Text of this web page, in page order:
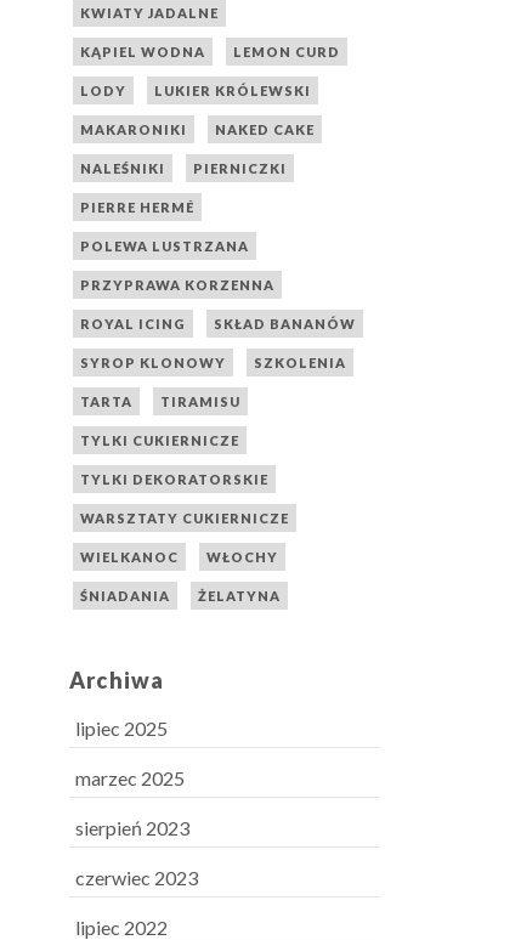
KWIATY JADALNE
KĄPIEL WODNA LEMON CURD
LODY LUKIER KRÓLEWSKI
MAKARONIKI NAKED CAKE
NALEŚNIKI PIERNICZKI
PIERRE HERMÉ
POLEWA LUSTRZANA
PRZYPRAWA KORZENNA
ROYAL ICING SKŁAD BANANÓW
SYROP KLONOWY SZKOLENIA
TARTA TIRAMISU
TYLKI CUKIERNICZE
TYLKI DEKORATORSKIE
WARSZTATY CUKIERNICZE
WIELKANOC WŁOCHY
ŚNIADANIA ŻELATYNA
Archiwa
lipiec 2025
marzec 2025
sierpień 2023
czerwiec 2023
lipiec 2022